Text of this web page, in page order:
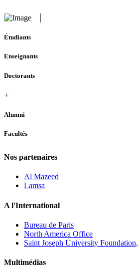
Étudiants
Enseignants
Doctorants
+
Alumni
Facultés
Nos partenaires
Al Mazeed
Lamsa
A l'International
Bureau de Paris
North America Office
Saint Joseph University
Multimédias